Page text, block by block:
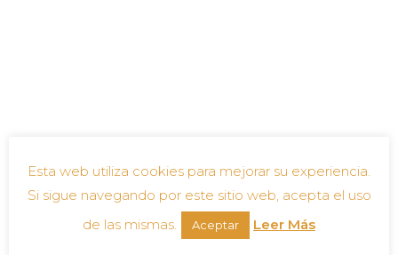
Esta web utiliza cookies para mejorar su experiencia.
Si sigue navegando por este sitio web, acepta el uso
de las mismas.
Aceptar Leer Más